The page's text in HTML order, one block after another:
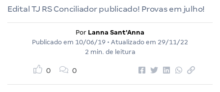
Edital TJ RS Conciliador publicado! Provas em julho!
Por Lanna Sant'Anna
Publicado em 10/06/19 • Atualizado em 29/11/22
2 min. de leitura
0 0